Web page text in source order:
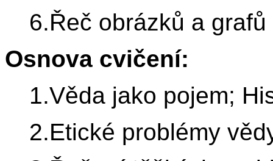
6.Řeč obrázků a
Osnova cvičení:
1.Věda jako pojem;
2.Etické problémy